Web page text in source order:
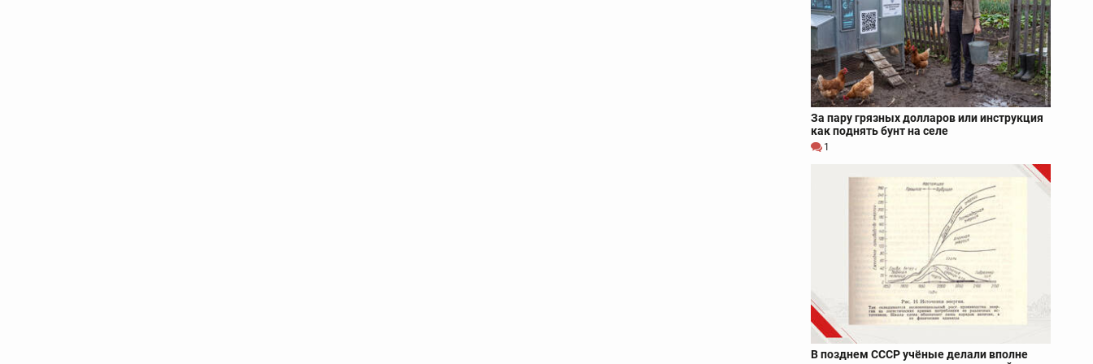
За пару грязных долларов или инструкция
как поднять бунт на селе
1
В позднем СССР учёные делали вполне